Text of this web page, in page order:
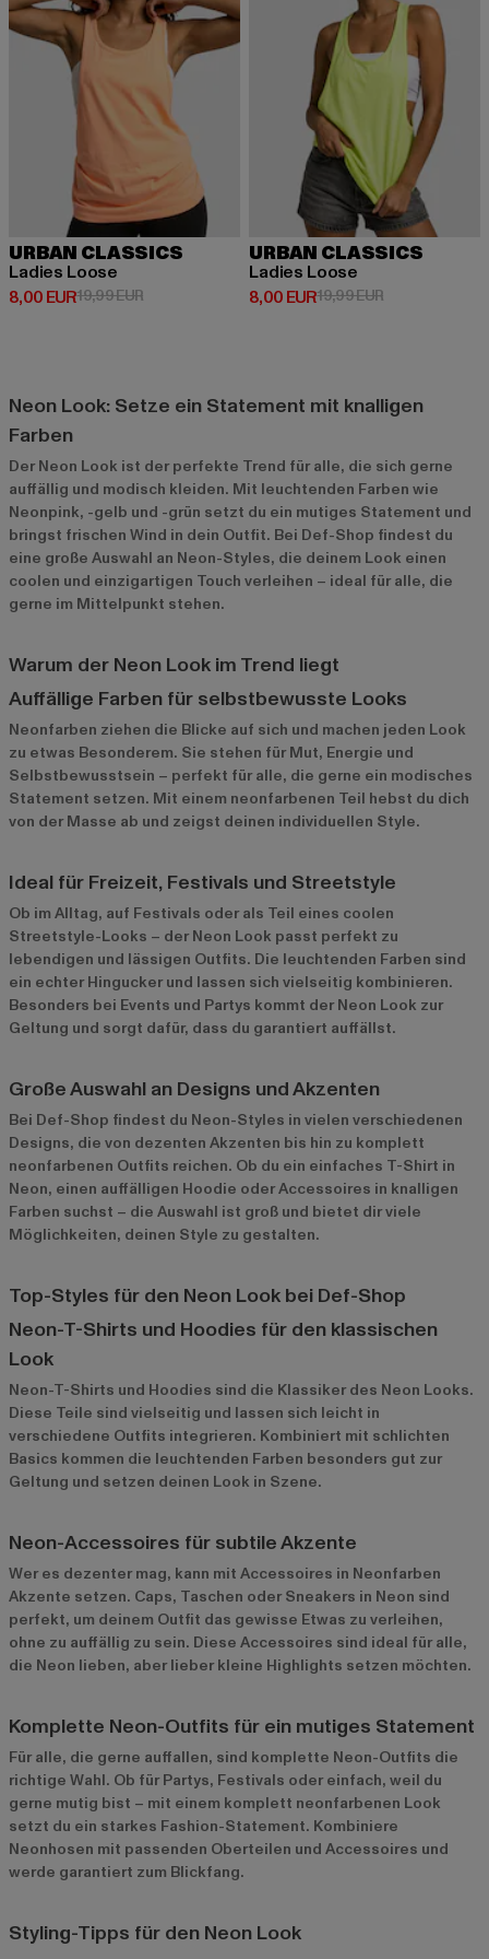
URBAN CLASSICS
Ladies Loose
8,00 EUR
Derzeitiger Preis: 8,00 EUR
19,99 EURAktionspreis: 19,99 EUR
URBAN CLASSICS
Ladies Loose
8,00 EUR
Derzeitiger Preis: 8,00 EUR
19,99 EURAktionspreis:
Neon Look: Setze ein Statement mit knalligen
Farben
Der Neon Look ist der perfekte Trend für alle, die sich gerne
auffällig und modisch kleiden. Mit leuchtenden Farben wie
Neonpink, -gelb und -grün setzt du ein mutiges Statement und
bringst frischen Wind in dein Outfit. Bei Def-Shop findest du
eine große Auswahl an Neon-Styles, die deinem Look einen
coolen und einzigartigen Touch verleihen – ideal für alle, die
gerne im Mittelpunkt stehen.
Warum der Neon Look im Trend liegt
Auffällige Farben für selbstbewusste Looks
Neonfarben ziehen die Blicke auf sich und machen jeden Look
zu etwas Besonderem. Sie stehen für Mut, Energie und
Selbstbewusstsein – perfekt für alle, die gerne ein modisches
Statement setzen. Mit einem neonfarbenen Teil hebst du dich
von der Masse ab und zeigst deinen individuellen Style.
Ideal für Freizeit, Festivals und Streetstyle
Ob im Alltag, auf Festivals oder als Teil eines coolen
Streetstyle-Looks – der Neon Look passt perfekt zu
lebendigen und lässigen Outfits. Die leuchtenden Farben sind
ein echter Hingucker und lassen sich vielseitig kombinieren.
Besonders bei Events und Partys kommt der Neon Look zur
Geltung und sorgt dafür, dass du garantiert auffällst.
Große Auswahl an Designs und Akzenten
Bei Def-Shop findest du Neon-Styles in vielen verschiedenen
Designs, die von dezenten Akzenten bis hin zu komplett
neonfarbenen Outfits reichen. Ob du ein einfaches T-Shirt in
Neon, einen auffälligen Hoodie oder Accessoires in knalligen
Farben suchst – die Auswahl ist groß und bietet dir viele
Möglichkeiten, deinen Style zu gestalten.
Top-Styles für den Neon Look bei Def-Shop
Neon-T-Shirts und Hoodies für den klassischen
Look
Neon-T-Shirts und Hoodies sind die Klassiker des Neon Looks.
Diese Teile sind vielseitig und lassen sich leicht in
verschiedene Outfits integrieren. Kombiniert mit schlichten
Basics kommen die leuchtenden Farben besonders gut zur
Geltung und setzen deinen Look in Szene.
Neon-Accessoires für subtile Akzente
Wer es dezenter mag, kann mit Accessoires in Neonfarben
Akzente setzen. Caps, Taschen oder Sneakers in Neon sind
perfekt, um deinem Outfit das gewisse Etwas zu verleihen,
ohne zu auffällig zu sein. Diese Accessoires sind ideal für alle,
die Neon lieben, aber lieber kleine Highlights setzen möchten.
Komplette Neon-Outfits für ein mutiges Statement
Für alle, die gerne auffallen, sind komplette Neon-Outfits die
richtige Wahl. Ob für Partys, Festivals oder einfach, weil du
gerne mutig bist – mit einem komplett neonfarbenen Look
setzt du ein starkes Fashion-Statement. Kombiniere
Neonhosen mit passenden Oberteilen und Accessoires und
werde garantiert zum Blickfang.
Styling-Tipps für den Neon Look